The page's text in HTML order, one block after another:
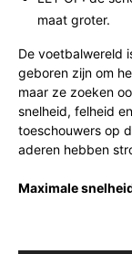
maat groter.
De voetbalwereld
geboren zijn om
maar ze zoeken
snelheid, felheid
toeschouwers op
aderen hebben
Maximale